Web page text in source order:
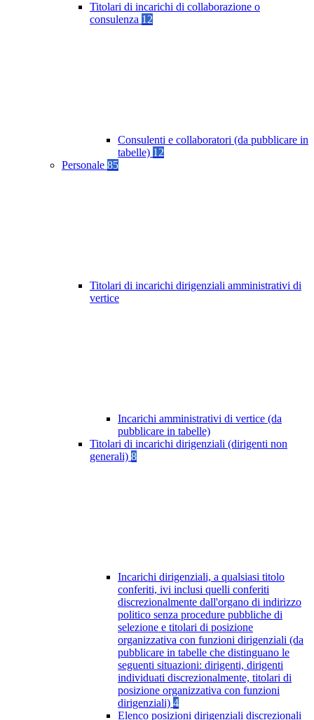
Titolari di incarichi di collaborazione o
consulenza 12
Consulenti e collaboratori (da pubblicare in
tabelle) 12
Personale 85
Titolari di incarichi dirigenziali amministrativi di
vertice
Incarichi amministrativi di vertice (da
pubblicare in tabelle)
Titolari di incarichi dirigenziali (dirigenti non
generali) 8
Incarichi dirigenziali, a qualsiasi titolo
conferiti, ivi inclusi quelli conferiti
discrezionalmente dall'organo di indirizzo
politico senza procedure pubbliche di
selezione e titolari di posizione
organizzativa con funzioni dirigenziali (da
pubblicare in tabelle che distinguano le
seguenti situazioni: dirigenti, dirigenti
individuati discrezionalmente, titolari di
posizione organizzativa con funzioni
dirigenziali) 4
Elenco posizioni dirigenziali discrezionali